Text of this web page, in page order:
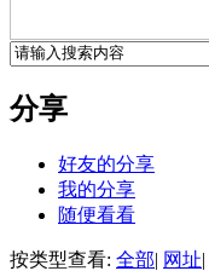
分享
好友的分享
我的分享
随便看看
按类型查看: 全部| 网址|